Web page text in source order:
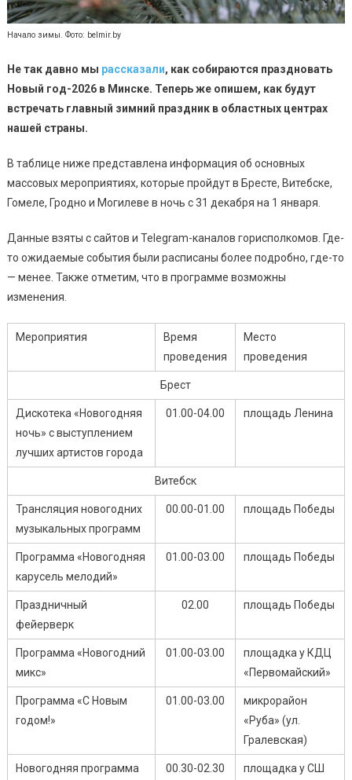
Начало зимы. Фото: belmir.by
Не так давно мы рассказали, как собираются праздновать
Новый год-2026 в Минске. Теперь же опишем, как будут
встречать главный зимний праздник в областных центрах
нашей страны.
В таблице ниже представлена информация об основных
массовых мероприятиях, которые пройдут в Бресте, Витебске,
Гомеле, Гродно и Могилеве в ночь с 31 декабря на 1 января.
Данные взяты с сайтов и Telegram-каналов горисполкомов. Где-
то ожидаемые события были расписаны более подробно, где-то
— менее. Также отметим, что в программе возможны
изменения.
Мероприятия
Время
проведения
Место
проведения
Брест
Дискотека «Новогодняя
ночь» с выступлением
лучших артистов города
01.00-04.00 площадь Ленина
Витебск
Трансляция новогодних
музыкальных программ
00.00-01.00 площадь Победы
Программа «Новогодняя
карусель мелодий»
01.00-03.00 площадь Победы
Праздничный
фейерверк
02.00 площадь Победы
Программа «Новогодний
микс»
01.00-03.00
площадка у КДЦ
«Первомайский»
Программа «С Новым
годом!»
01.00-03.00
микрорайон
«Руба» (ул.
Гралевская)
Новогодняя программа 00.30-02.30
площадка у СШ